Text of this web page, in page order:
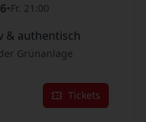
•Fr. 21:00
& authentisch
Grünanlage
Tickets